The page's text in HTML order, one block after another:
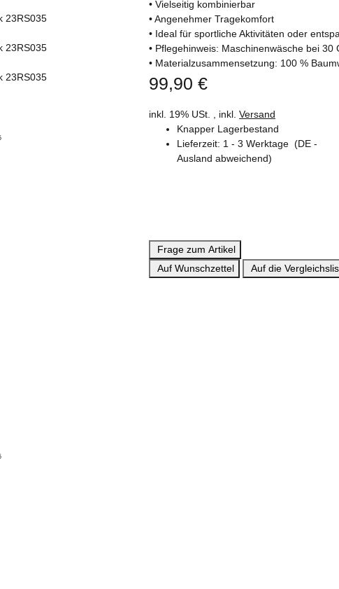
• Vielseitig kombinierbar
• Angenehmer Tragekomfort
• Ideal für sportliche Aktivitäten oder
• Pflegehinweis: Maschinenwäsche bei
• Materialzusammensetzung: 100 %
99,90 €
inkl. 19% USt. , inkl. Versand
Knapper Lagerbestand
Lieferzeit: 1 - 3 Werktage (DE -
Ausland abweichend)
Frage zum Artikel
Auf Wunschzettel
Auf die